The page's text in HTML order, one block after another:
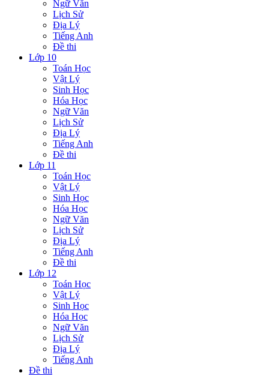
Ngữ Văn
Lịch Sử
Địa Lý
Tiếng Anh
Đề thi
Lớp 10
Toán Học
Vật Lý
Sinh Học
Hóa Học
Ngữ Văn
Lịch Sử
Địa Lý
Tiếng Anh
Đề thi
Lớp 11
Toán Học
Vật Lý
Sinh Học
Hóa Học
Ngữ Văn
Lịch Sử
Địa Lý
Tiếng Anh
Đề thi
Lớp 12
Toán Học
Vật Lý
Sinh Học
Hóa Học
Ngữ Văn
Lịch Sử
Địa Lý
Tiếng Anh
Đề thi